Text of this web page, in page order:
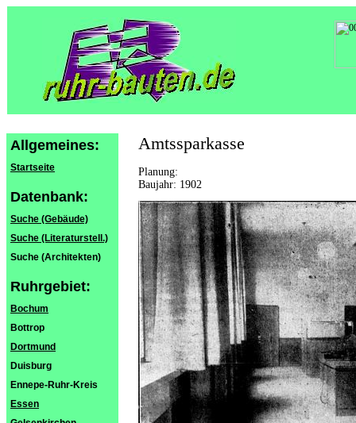
Allgemeines:
Startseite
Datenbank:
Suche (Gebäude)
Suche (Literaturstell.)
Suche (Architekten)
Ruhrgebiet:
Bochum
Bottrop
Dortmund
Duisburg
Ennepe-Ruhr-Kreis
Essen
Amtssparkasse
Planung:
Baujahr: 1902